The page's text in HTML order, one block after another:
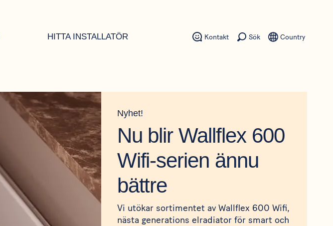
HITTA INSTALLATÖR Kontakt Sök Country
Nyhet!
Nu blir Wallflex 600
Wifi-serien ännu
bättre
Vi utökar sortimentet av Wallflex 600 Wifi,
nästa generations elradiator för smart och